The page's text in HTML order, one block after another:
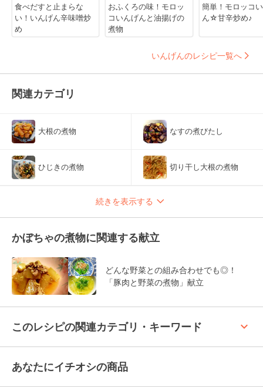
食べだすと止まらな
い！いんげん辛味噌炒
め
おふくろの味！モロッ
コいんげんと油揚げの
煮物
簡単！モロッコ
ん☆甘辛炒め♪
いんげんのレシピ一覧へ
関連カテゴリ
大根の煮物 なすの煮びたし
ひじきの煮物 切り干し大根の煮物
続きを表示する
かぼちゃの煮物に関連する献立
どんな野菜との組み合わせでも◎！
「豚肉と野菜の煮物」献立
このレシピの関連カテゴリ・キーワード keyboard_arrow_up
あなたにイチオシの商品